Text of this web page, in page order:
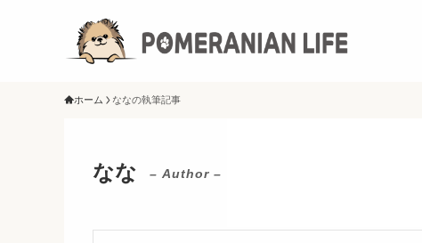
ホーム ななの執筆記事
なな – Author –